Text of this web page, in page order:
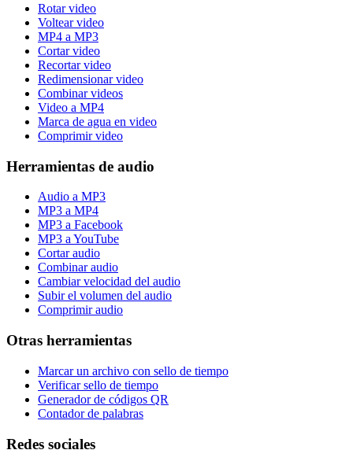
Rotar video
Voltear video
MP4 a MP3
Cortar video
Recortar video
Redimensionar video
Combinar videos
Video a MP4
Marca de agua en video
Comprimir video
Herramientas de audio
Audio a MP3
MP3 a MP4
MP3 a Facebook
MP3 a YouTube
Cortar audio
Combinar audio
Cambiar velocidad del audio
Subir el volumen del audio
Comprimir audio
Otras herramientas
Marcar un archivo con sello de tiempo
Verificar sello de tiempo
Generador de códigos QR
Contador de palabras
Redes sociales